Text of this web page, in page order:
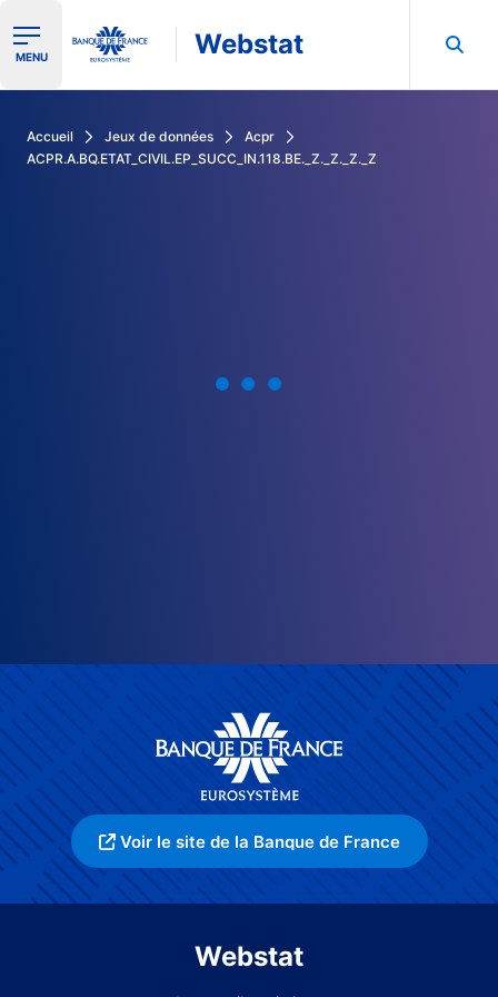
Ouvrir le menu de navigation
MENU Webstat
Accueil Jeux de données
Acpr
ACPR.A.BQ.ETAT_CIVIL.EP_SUCC_IN.118.BE._Z._Z._Z._Z
Voir le site de la Banque de France
Webstat